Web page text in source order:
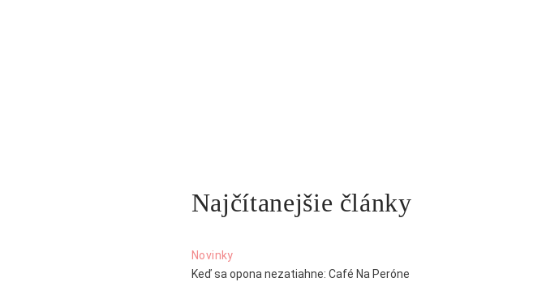
Najčítanejšie články
Novinky
Keď sa opona nezatiahne: Café Na Peróne